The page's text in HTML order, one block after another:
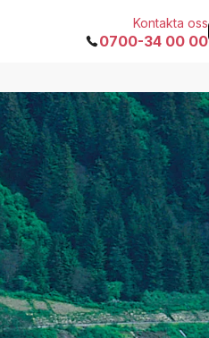
Kontakta oss
0700-34 00 00